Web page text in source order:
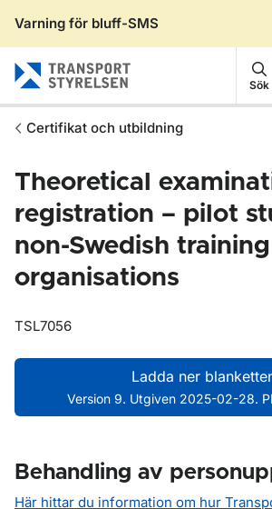
Varning för bluff-SMS
Sök
Certifikat och utbildning
Theoretical
registration – pilot
non-Swedish training
organisations
TSL7056
Ladda ner
Version 9. Utgiven 2025-02-28.
Behandling av
Här hittar du information om hur